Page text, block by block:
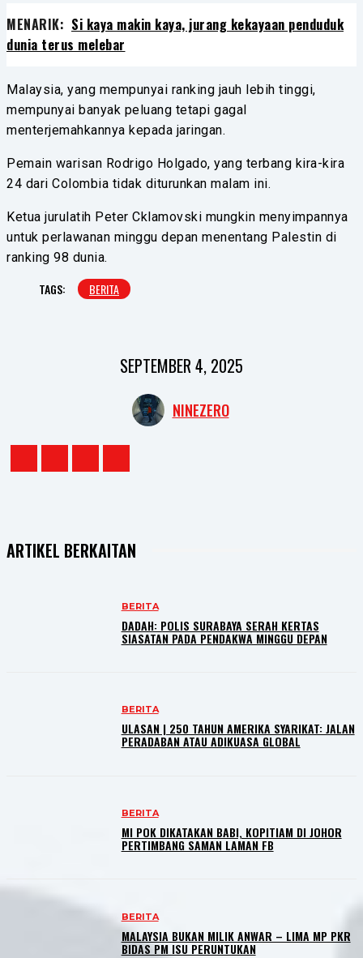
MENARIK: Si kaya makin kaya, jurang kekayaan penduduk
dunia terus melebar
Malaysia, yang mempunyai ranking jauh lebih tinggi,
mempunyai banyak peluang tetapi gagal
menterjemahkannya kepada jaringan.
Pemain warisan Rodrigo Holgado, yang terbang kira-kira
24 dari Colombia tidak diturunkan malam ini.
Ketua jurulatih Peter Cklamovski mungkin menyimpannya
untuk perlawanan minggu depan menentang Palestin di
ranking 98 dunia.
TAGS: BERITA
SEPTEMBER 4, 2025
NINEZERO
ARTIKEL BERKAITAN
BERITA
DADAH: POLIS SURABAYA SERAH KERTAS
SIASATAN PADA PENDAKWA MINGGU DEPAN
BERITA
ULASAN | 250 TAHUN AMERIKA SYARIKAT: JALAN
PERADABAN ATAU ADIKUASA GLOBAL
BERITA
MI POK DIKATAKAN BABI, KOPITIAM DI JOHOR
PERTIMBANG SAMAN LAMAN FB
BERITA
MALAYSIA BUKAN MILIK ANWAR – LIMA MP PKR
BIDAS PM ISU PERUNTUKAN